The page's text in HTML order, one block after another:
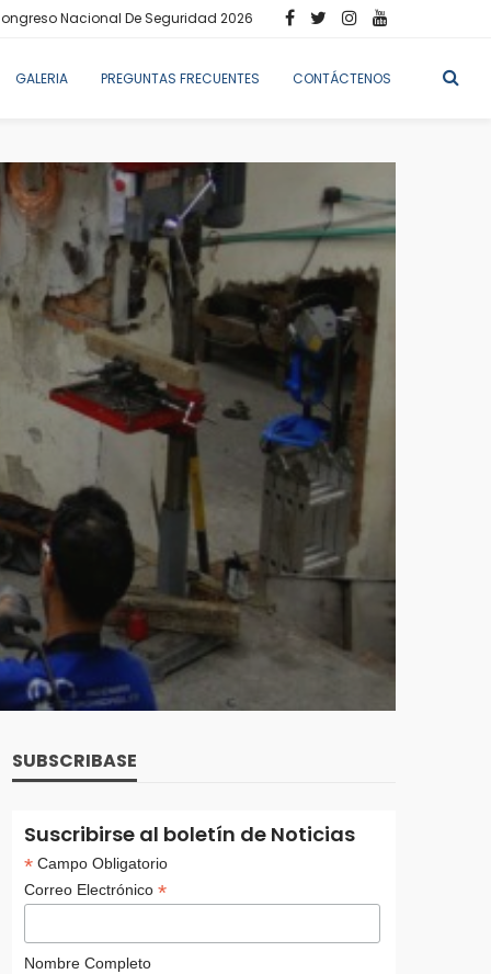
Nacional De Seguridad 2026
GALERIA PREGUNTAS FRECUENTES CONTÁCTENOS
SUBSCRIBASE
Suscribirse al boletín de Noticias
*Campo Obligatorio
Correo Electrónico *
Nombre Completo